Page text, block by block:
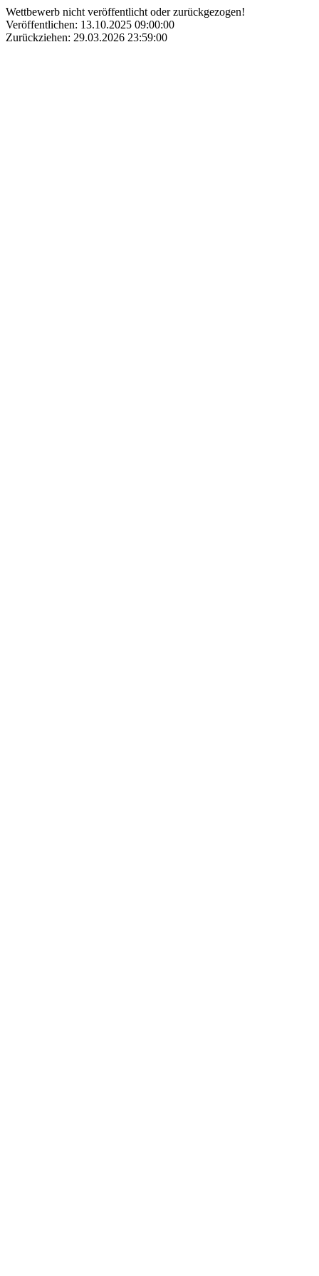
Wettbewerb nicht veröffentlicht oder zurückgezogen!
Veröffentlichen: 13.10.2025 09:00:00
Zurückziehen: 29.03.2026 23:59:00